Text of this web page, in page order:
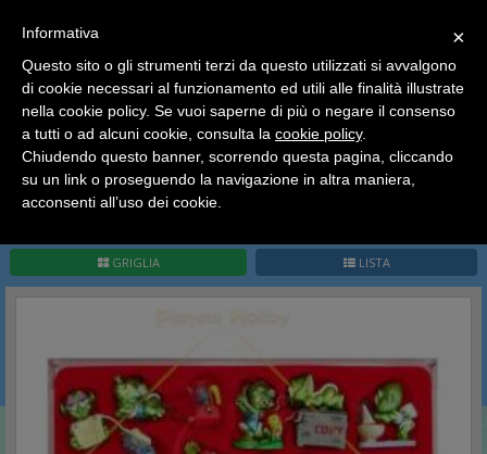
HOME Kinder Sorpresa Collection Kinder Italia Stralunati
Stralunati
GRIGLIA LISTA
×
Ciao a tutti, il negozio sarà chiuso dal 9/08 al 24/08
compreso.
Tutti gli ordini effettuati dopo le 15:00 del 07/08 verranno
spediti a partire dal giorno 25/08.
Buone vacanze a tutti dallo staff di Pianeta Hobby
×
Informativa
Questo sito o gli strumenti terzi da questo utilizzati si avvalgono
di cookie necessari al funzionamento ed utili alle finalità illustrate
nella cookie policy. Se vuoi saperne di più o negare il consenso
a tutti o ad alcuni cookie, consulta la cookie policy.
Chiudendo questo banner, scorrendo questa pagina, cliccando
su un link o proseguendo la navigazione in altra maniera,
acconsenti all’uso dei cookie.